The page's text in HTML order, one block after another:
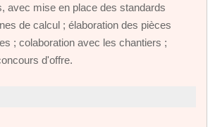
avec mise en place des standards
de calcul ; élaboration des pièces
; colaboration avec les chantiers ;
d'offre.